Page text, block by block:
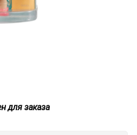
для заказа